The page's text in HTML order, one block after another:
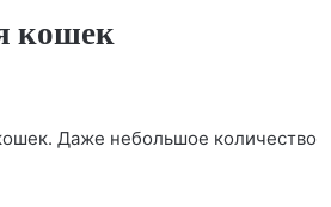
кошек
Даже небольшое количество